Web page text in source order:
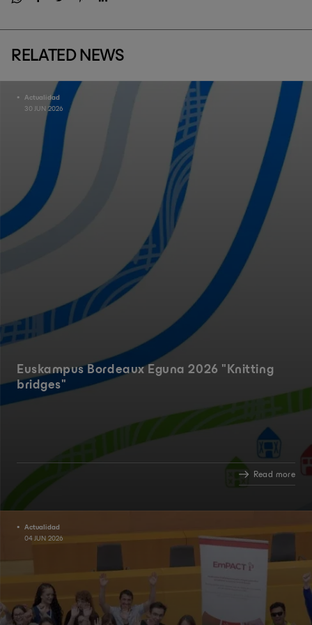
RELATED NEWS
Actualidad
30 JUN 2026
Euskampus Bordeaux Eguna 2026 "Knitting
bridges"
Read more
Actualidad
04 JUN 2026